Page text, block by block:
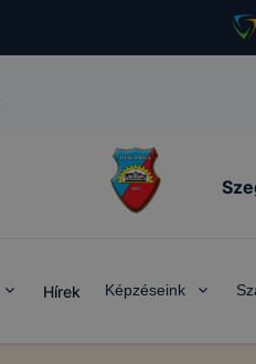
Hírek Képzéseink